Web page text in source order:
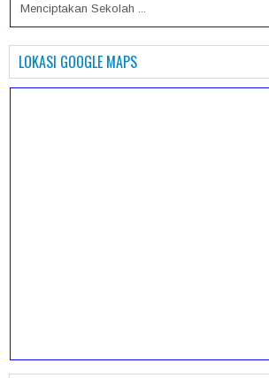
Menciptakan Sekolah ...
Selamat Datang Siswa ...
LOKASI GOOGLE MAPS